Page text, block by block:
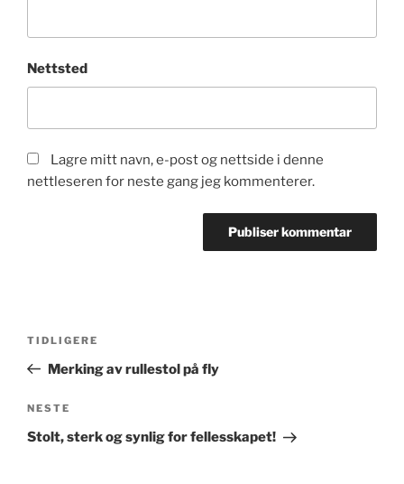
Nettsted
Lagre mitt navn, e-post og nettside i denne
nettleseren for neste gang jeg kommenterer.
Forrige
innlegg
TIDLIGERE
Merking av rullestol på fly
Neste
innlegg
NESTE
Stolt, sterk og synlig for fellesskapet!